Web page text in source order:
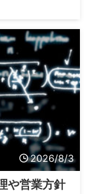
2026/8/3
や営業方針